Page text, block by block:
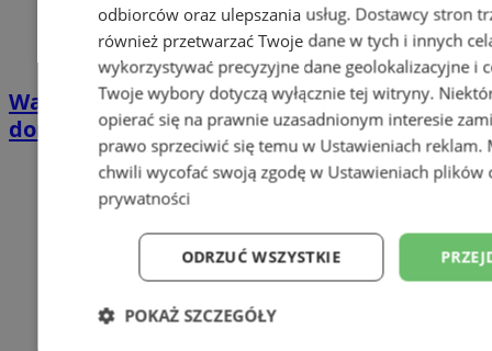
Wakacyjny wypoczynek nad Bałtykiem w
domkach Szmaragdowe Morze
odbiorców oraz ulepszania usług. Dostawcy stron
również przetwarzać Twoje dane w tych i innych
wykorzystywać precyzyjne dane geolokalizacyjne i
Twoje wybory dotyczą wyłącznie tej witryny.
opierać się na prawnie uzasadnionym interesie
prawo sprzeciwić się temu w Ustawieniach reklam.
chwili wycofać swoją zgodę w Ustawieniach plików
prywatności
ODRZUĆ WSZYSTKIE
POKAŻ SZCZEGÓŁY